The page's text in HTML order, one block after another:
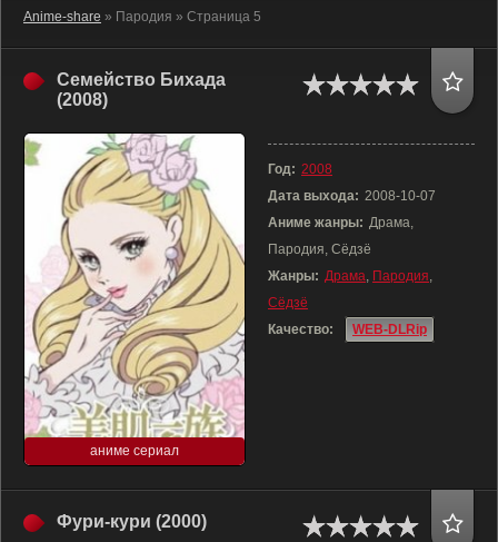
Anime-share » Пародия » Страница 5
Семейство Бихада
(2008)
аниме сериал
Год: 2008
Дата выхода: 2008-10-07
Аниме жанры: Драма,
Пародия, Сёдзё
Жанры: Драма, Пародия,
Сёдзё
Качество:
WEB-DLRip
Фури-кури (2000)